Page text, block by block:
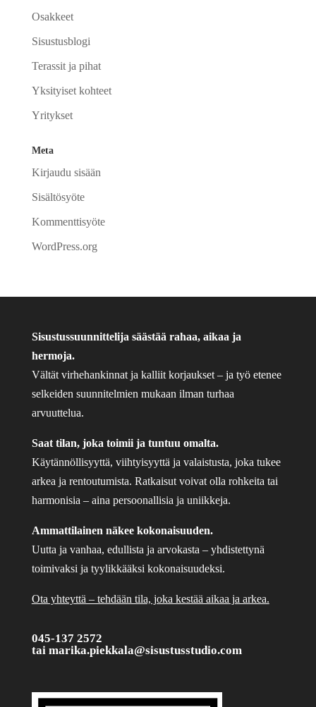
Osakkeet
Sisustusblogi
Terassit ja pihat
Yksityiset kohteet
Yritykset
Meta
Kirjaudu sisään
Sisältösyöte
Kommenttisyöte
WordPress.org
Sisustussuunnittelija säästää rahaa, aikaa ja
hermoja.
Vältät virhehankinnat ja kalliit korjaukset – ja työ etenee
selkeiden suunnitelmien mukaan ilman turhaa
arvuuttelua.
Saat tilan, joka toimii ja tuntuu omalta.
Käytännöllisyyttä, viihtyisyyttä ja valaistusta, joka tukee
arkea ja rentoutumista. Ratkaisut voivat olla rohkeita tai
harmonisia – aina persoonallisia ja uniikkeja.
Ammattilainen näkee kokonaisuuden.
Uutta ja vanhaa, edullista ja arvokasta – yhdistettynä
toimivaksi ja tyylikkääksi kokonaisuudeksi.
Ota yhteyttä – tehdään tila, joka kestää aikaa ja arkea.
045-137 2572
tai marika.piekkala@sisustusstudio.com